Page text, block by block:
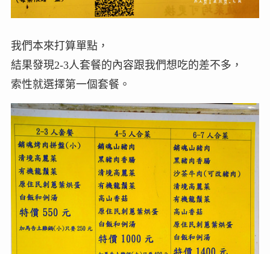
我們本來打算單點，
結果發現2-3人套餐的內容跟我們想吃的差不多，
索性就選擇第一個套餐。